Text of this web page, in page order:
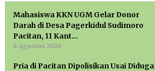
Mahasiswa KKN UGM Gelar Donor
Darah di Desa Pagerkidul Sudimoro
Pacitan, 11 Kant…
6 Agustus 2026
Pria di Pacitan Dipolisikan Usai Diduga